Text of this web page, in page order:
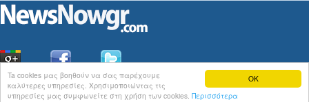
OK
Ta cookies μας βοηθούν να σας παρέχουμε
καλύτερες υπηρεσίες. Χρησιμοποιώντας τις
υπηρεσίες μας συμφωνείτε στη χρήση των cookies. Περισσότερα
ΟιΕιδήσειςτου NewsNowgr.com στοiNews